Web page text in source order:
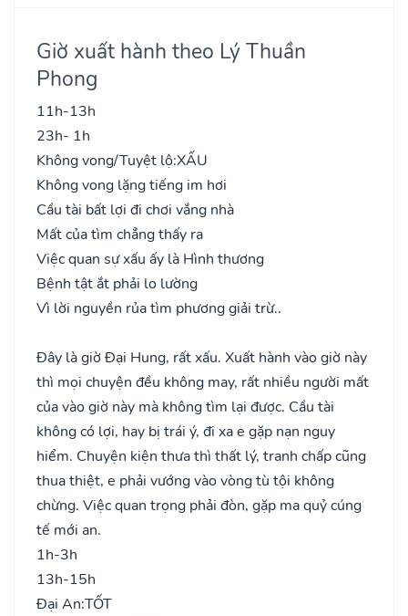
Giờ xuất hành theo Lý Thuần
Phong
11h-13h
23h- 1h
Không vong/Tuyệt lộ:XẤU
Không vong lặng tiếng im hơi
Cầu tài bất lợi đi chơi vắng nhà
Mất của tìm chẳng thấy ra
Việc quan sự xấu ấy là Hình thương
Bệnh tật ắt phải lo lường
Vì lời nguyền rủa tìm phương giải trừ..
Đây là giờ Đại Hung, rất xấu. Xuất hành vào giờ này
thì mọi chuyện đều không may, rất nhiều người mất
của vào giờ này mà không tìm lại được. Cầu tài
không có lợi, hay bị trái ý, đi xa e gặp nạn nguy
hiểm. Chuyện kiện thưa thì thất lý, tranh chấp cũng
thua thiệt, e phải vướng vào vòng tù tội không
chừng. Việc quan trọng phải đòn, gặp ma quỷ cúng
tế mới an.
1h-3h
13h-15h
Đại An:TỐT